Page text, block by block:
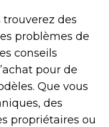
trouverez des
problèmes de
conseils
pour de
Que vous
des
propriétaires ou